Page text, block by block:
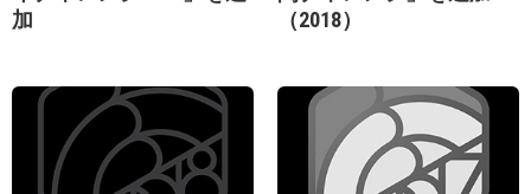
加
（2018）